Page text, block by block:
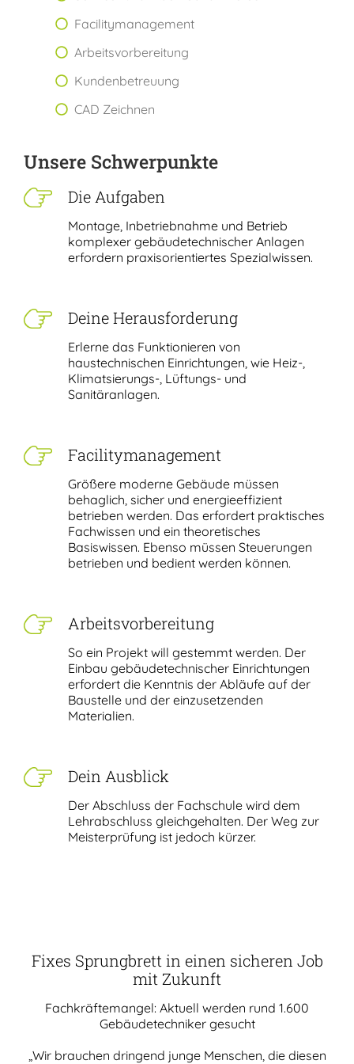
Facilitymanagement
Arbeitsvorbereitung
Kundenbetreuung
CAD Zeichnen
Unsere Schwerpunkte
Die Aufgaben
Montage, Inbetriebnahme und Betrieb
komplexer gebäudetechnischer Anlagen
erfordern praxisorientiertes Spezialwissen.
Deine Herausforderung
Erlerne das Funktionieren von
haustechnischen Einrichtungen, wie Heiz-,
Klimatsierungs-, Lüftungs- und
Sanitäranlagen.
Facilitymanagement
Größere moderne Gebäude müssen
behaglich, sicher und energieeffizient
betrieben werden. Das erfordert praktisches
Fachwissen und ein theoretisches
Basiswissen. Ebenso müssen Steuerungen
betrieben und bedient werden können.
Arbeitsvorbereitung
So ein Projekt will gestemmt werden. Der
Einbau gebäudetechnischer Einrichtungen
erfordert die Kenntnis der Abläufe auf der
Baustelle und der einzusetzenden
Materialien.
Dein Ausblick
Der Abschluss der Fachschule wird dem
Lehrabschluss gleichgehalten. Der Weg zur
Meisterprüfung ist jedoch kürzer.
Fixes Sprungbrett in einen sicheren Job
mit Zukunft
Fachkräftemangel: Aktuell werden rund 1.600
Gebäudetechniker gesucht
„Wir brauchen dringend junge Menschen, die diesen